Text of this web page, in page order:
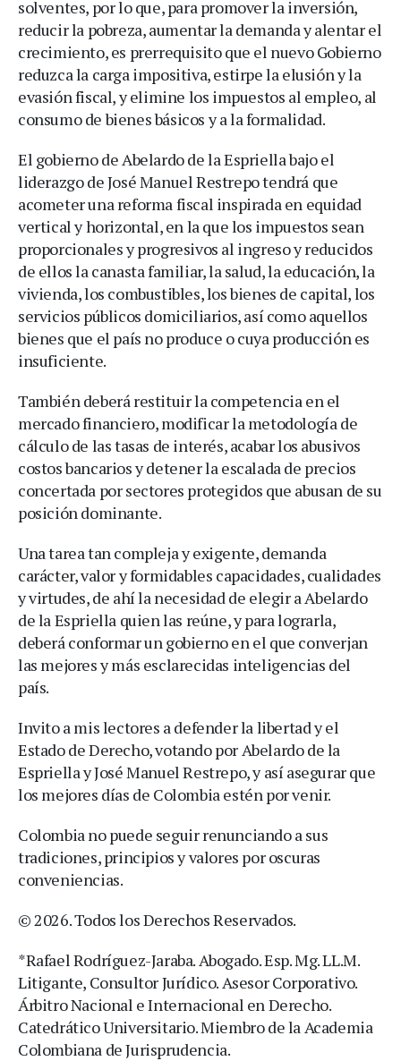
solventes, por lo que, para promover la inversión,
reducir la pobreza, aumentar la demanda y alentar el
crecimiento, es prerrequisito que el nuevo Gobierno
reduzca la carga impositiva, estirpe la elusión y la
evasión fiscal, y elimine los impuestos al empleo, al
consumo de bienes básicos y a la formalidad.
El gobierno de Abelardo de la Espriella bajo el
liderazgo de José Manuel Restrepo tendrá que
acometer una reforma fiscal inspirada en equidad
vertical y horizontal, en la que los impuestos sean
proporcionales y progresivos al ingreso y reducidos
de ellos la canasta familiar, la salud, la educación, la
vivienda, los combustibles, los bienes de capital, los
servicios públicos domiciliarios, así como aquellos
bienes que el país no produce o cuya producción es
insuficiente.
También deberá restituir la competencia en el
mercado financiero, modificar la metodología de
cálculo de las tasas de interés, acabar los abusivos
costos bancarios y detener la escalada de precios
concertada por sectores protegidos que abusan de su
posición dominante.
Una tarea tan compleja y exigente, demanda
carácter, valor y formidables capacidades, cualidades
y virtudes, de ahí la necesidad de elegir a Abelardo
de la Espriella quien las reúne, y para lograrla,
deberá conformar un gobierno en el que converjan
las mejores y más esclarecidas inteligencias del
país.
Invito a mis lectores a defender la libertad y el
Estado de Derecho, votando por Abelardo de la
Espriella y José Manuel Restrepo, y así asegurar que
los mejores días de Colombia estén por venir.
Colombia no puede seguir renunciando a sus
tradiciones, principios y valores por oscuras
conveniencias.
© 2026. Todos los Derechos Reservados.
*Rafael Rodríguez-Jaraba. Abogado. Esp. Mg. LL.M.
Litigante, Consultor Jurídico. Asesor Corporativo.
Árbitro Nacional e Internacional en Derecho.
Catedrático Universitario. Miembro de la Academia
Colombiana de Jurisprudencia.